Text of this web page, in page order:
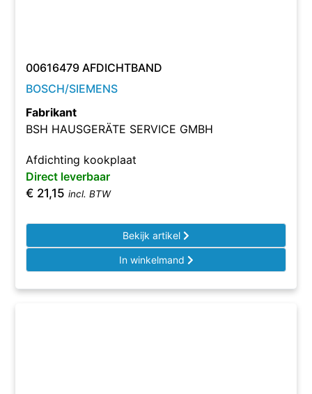
00616479 AFDICHTBAND
BOSCH/SIEMENS
Fabrikant
BSH HAUSGERÄTE SERVICE GMBH
Afdichting kookplaat
Direct leverbaar
€ 21,15 incl. BTW
Bekijk artikel
In winkelmand